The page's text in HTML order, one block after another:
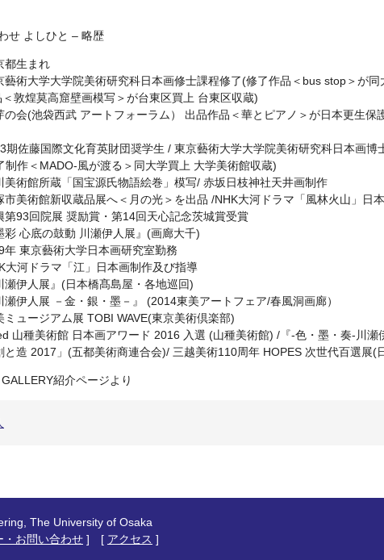
せ よしひと – 略歴
都生まれ
藝術大学大学院美術研究科日本画修士課程修了(修了作品＜bus stop＞が
敦煌莫高窟壁画模写＞が台東区買上 台東区収蔵)
の会(池袋西武 アートフォーラム） 出品作品＜華とピアノ＞が日本更生保
期佐藤国際文化育英財団奨学生 / 東京藝術大学大学院美術研究科日本画博
制作＜MADO-風が渡る＞同大学買上 大学美術館収蔵)
美術館所蔵「国宝源氏物語絵巻」模写/ 赤坂日枝神社天井画制作
市美術館新収蔵品展へ＜月の光＞を出品 /NHK大河ドラマ「風林火山」日
第93回院展 奨励賞・第14回天心記念茨城賞受賞
彩 心底の鼓動 川瀬伊人展』(画廊大千)
年 東京藝術大学日本画研究室勤務
大河ドラマ「江」日本画制作及び指導
瀬伊人展』(日本橋髙島屋・各地巡回)
瀬伊人展 －金・銀・墨－』 (2014東美アートフェア/春風洞画廊）
ミュージアム展 TOBI WAVE(東京美術倶楽部)
山種美術館 日本画アワード 2016 入選 (山種美術館) /『-色・墨・奏-川瀬
と造 2017」(五都美術商連合会)/ 三越美術110周年 HOPES 次世代百選展(
紹介ページより
The University of Osaka
・お問い合わせ ] [ アクセス ]